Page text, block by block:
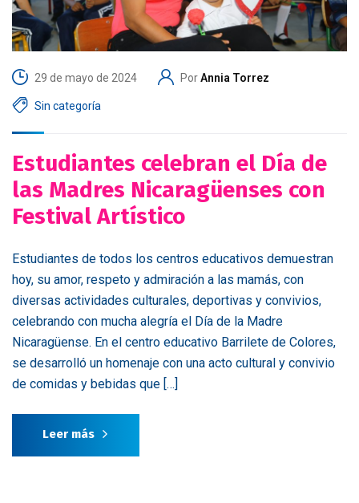
29 de mayo de 2024 PorAnnia Torrez
Sin categoría
Estudiantes celebran el Día de
las Madres Nicaragüenses con
Festival Artístico
Estudiantes de todos los centros educativos demuestran
hoy, su amor, respeto y admiración a las mamás, con
diversas actividades culturales, deportivas y convivios,
celebrando con mucha alegría el Día de la Madre
Nicaragüense. En el centro educativo Barrilete de Colores,
se desarrolló un homenaje con una acto cultural y convivio
de comidas y bebidas que […]
Leer más